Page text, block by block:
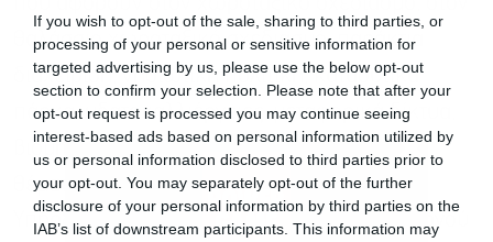
If you wish to opt-out of the sale, sharing to third parties, or
processing of your personal or sensitive information for
targeted advertising by us, please use the below opt-out
section to confirm your selection. Please note that after your
opt-out request is processed you may continue seeing
interest-based ads based on personal information utilized by
us or personal information disclosed to third parties prior to
your opt-out. You may separately opt-out of the further
disclosure of your personal information by third parties on the
IAB’s list of downstream participants. This information may
θαλάσσιο χωροταξικό σχεδιασμό, παράκτια
διαχείριση, νησιωτική πολιτική, καταδυτικά
πάρκα, υδατοκαλλιέργειες, μεταφορικά δίκτυα,
βιομηχανικά πάρκα, τουριστικά χωροταξικά
θέματα και αστικά /περιφερειακά έργα.
Υπήρξε ειδικός συνεργάτης του Πρωθυπουργού